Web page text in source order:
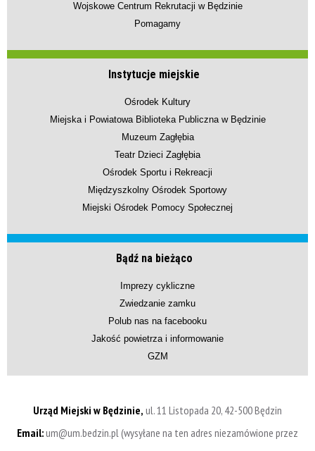
Wojskowe Centrum Rekrutacji w Będzinie
Pomagamy
Instytucje miejskie
Ośrodek Kultury
Miejska i Powiatowa Biblioteka Publiczna w Będzinie
Muzeum Zagłębia
Teatr Dzieci Zagłębia
Ośrodek Sportu i Rekreacji
Międzyszkolny Ośrodek Sportowy
Miejski Ośrodek Pomocy Społecznej
Bądź na bieżąco
Imprezy cykliczne
Zwiedzanie zamku
Polub nas na facebooku
Jakość powietrza i informowanie
GZM
Urząd Miejski w Będzinie, ul. 11 Listopada 20, 42-500 Będzin
Email:um@um.bedzin.pl (wysyłane na ten adres niezamówione przez